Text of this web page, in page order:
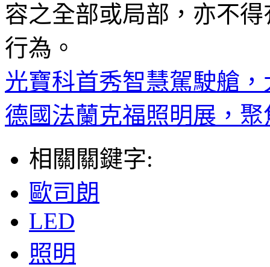
容之全部或局部，亦不
行為。
光寶科首秀智慧駕駛艙
德國法蘭克福照明展，
相關關鍵字:
歐司朗
LED
照明